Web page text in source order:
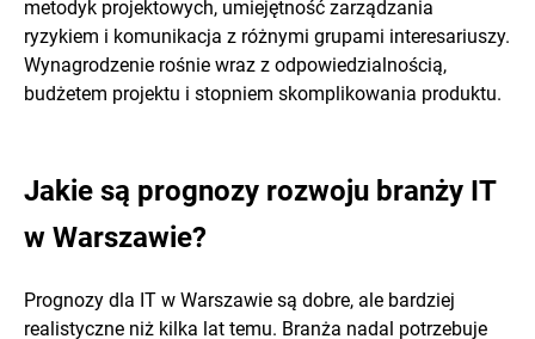
metodyk projektowych, umiejętność zarządzania
ryzykiem i komunikacja z różnymi grupami interesariuszy.
Wynagrodzenie rośnie wraz z odpowiedzialnością,
budżetem projektu i stopniem skomplikowania produktu.
Jakie są prognozy rozwoju branży IT
w Warszawie?
Prognozy dla IT w Warszawie są dobre, ale bardziej
realistyczne niż kilka lat temu. Branża nadal potrzebuje